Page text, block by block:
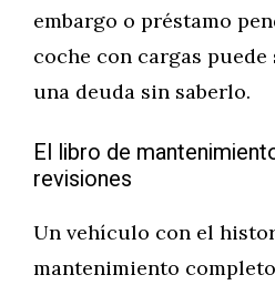
embargo o préstamo
coche con cargas
una deuda sin saberlo.
El libro de
revisiones
Un vehículo con el
mantenimiento